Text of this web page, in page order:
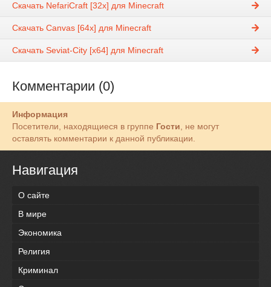
Скачать NefariCraft [32x] для Minecraft
Скачать Canvas [64x] для Minecraft
Скачать Seviat-City [x64] для Minecraft
Комментарии (0)
Информация
Посетители, находящиеся в группе Гости , не могут
оставлять комментарии к данной публикации.
Навигация
О сайте
В мире
Экономика
Религия
Криминал